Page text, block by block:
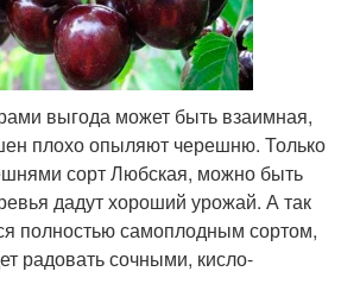
выгода может быть взаимная,
плохо опыляют черешню. Только
сорт Любская, можно быть
дадут хороший урожай. А так
полностью самоплодным сортом,
радовать сочными, кисло-